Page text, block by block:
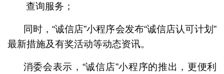
查询服务；
同时，“诚信店”小程序会发布“诚信店认可计划”
最新措施及有奖活动等动态资讯。
消委会表示，“诚信店”小程序的推出，更便利